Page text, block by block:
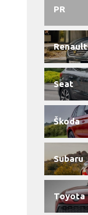
PR
Renault
Seat
Škoda
Subaru
Toyota